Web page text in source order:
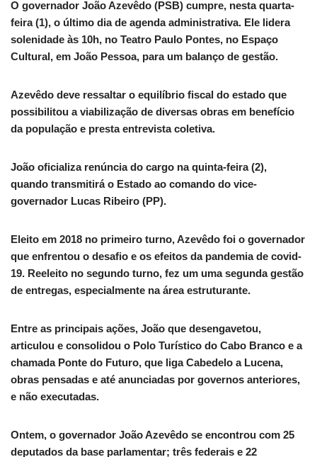
O governador João Azevêdo (PSB) cumpre, nesta quarta-
feira (1), o último dia de agenda administrativa. Ele lidera
solenidade às 10h, no Teatro Paulo Pontes, no Espaço
Cultural, em João Pessoa, para um balanço de gestão.
Azevêdo deve ressaltar o equilíbrio fiscal do estado que
possibilitou a viabilização de diversas obras em benefício
da população e presta entrevista coletiva.
João oficializa renúncia do cargo na quinta-feira (2),
quando transmitirá o Estado ao comando do vice-
governador Lucas Ribeiro (PP).
Eleito em 2018 no primeiro turno, Azevêdo foi o governador
que enfrentou o desafio e os efeitos da pandemia de covid-
19. Reeleito no segundo turno, fez um uma segunda gestão
de entregas, especialmente na área estruturante.
Entre as principais ações, João que desengavetou,
articulou e consolidou o Polo Turístico do Cabo Branco e a
chamada Ponte do Futuro, que liga Cabedelo a Lucena,
obras pensadas e até anunciadas por governos anteriores,
e não executadas.
Ontem, o governador João Azevêdo se encontrou com 25
deputados da base parlamentar; três federais e 22